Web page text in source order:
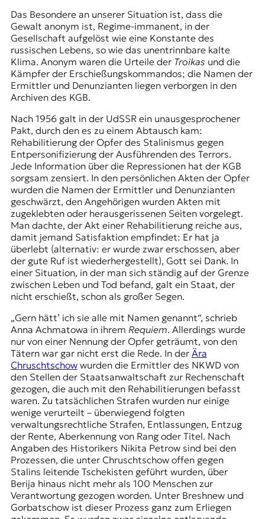
Das Besondere an unserer Situation ist, dass die
Gewalt anonym ist, Regime-immanent, in der
Gesellschaft aufgelöst wie eine Konstante des
russischen Lebens, so wie das unentrinnbare kalte
Klima. Anonym waren die Urteile der Troikas und die
Kämpfer der Erschießungskommandos; die Namen der
Ermittler und Denunzianten liegen verborgen in den
Archiven des KGB.
Nach 1956galt in der UdSSR ein unausgesprochener
Pakt, durch den es zu einem Abtausch kam:
Rehabilitierung der Opfer des Stalinismus gegen
Entpersonifizierung der Ausführenden des Terrors.
Jede Information über die Repressionen hat der KGB
sorgsam zensiert. In den persönlichen Akten der Opfer
wurden die Namen der Ermittler und Denunzianten
geschwärzt, den Angehörigen wurden Akten mit
zugeklebten oder herausgerissenen Seiten vorgelegt.
Man dachte, der Akt einer Rehabilitierung reiche aus,
damit jemand Satisfaktion empfindet: Er hat ja
überlebt (alternativ: er wurde zwar erschossen, aber
der gute Ruf ist wiederhergestellt), Gott sei Dank. In
einer Situation, in der man sich ständig auf der Grenze
zwischen Leben und Tod befand, galt ein Staat, der
nicht erschießt, schon als großer Segen.
„Gern hätt’ ich sie alle mit Namen genannt“, schrieb
Anna Achmatowa in ihrem Requiem. Allerdings wurde
nur von einer Nennung der Opfer geträumt, von den
Tätern war gar nicht erst die Rede. In der Ära
Chruschtschowwurden die Ermittler des NKWD von
den Stellen der Staatsanwaltschaft zur Rechenschaft
gezogen, die auch mit den Rehabilitierungen befasst
waren. Zu tatsächlichen Strafen wurden nur einige
wenige verurteilt – überwiegend folgten
verwaltungsrechtliche Strafen, Entlassungen, Entzug
der Rente, Aberkennung von Rang oder Titel. Nach
Angaben des Historikers Nikita Petrow sind bei den
Prozessen, die unter Chruschtschowoffen gegen
Stalins leitende Tschekisten geführt wurden, über
Berija hinaus nicht mehr als 100 Menschen zur
Verantwortung gezogen worden. Unter Breshnew und
Gorbatschow ist dieser Prozess ganz zum Erliegen